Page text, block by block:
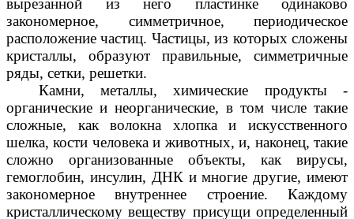
вырезанной из него пластинке одинаково
закономерное, симметричное, периодическое
расположение частиц. Частицы, из которых сложены
кристаллы, образуют правильные, симметричные
ряды, сетки, решетки.
Камни, металлы, химические продукты -
органические и неорганические, в том числе такие
сложные, как волокна хлопка и искусственного
шелка, кости человека и животных, и, наконец, такие
сложно организованные объекты, как вирусы,
гемоглобин, инсулин, ДНК и многие другие, имеют
закономерное внутреннее строение. Каждому
кристаллическому веществу присущи определенный